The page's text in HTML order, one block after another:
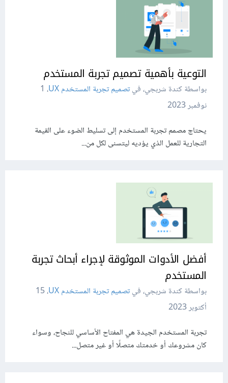
التوعية بأهمية تصميم تجربة المستخدم
بواسطة كندة شربجي، فيتصميم تجربة المستخدم UX ، 1
نوفمبر 2023
يحتاج مصمم تجربة المستخدم إلى تسليط الضوء على القيمة
التجارية للعمل الذي يؤديه ليتسنى لكل من...
أفضل الأدوات الموثوقة لإجراء أبحاث تجربة
المستخدم
بواسطة كندة شربجي، فيتصميم تجربة المستخدم UX ،15
أكتوبر 2023
تجربة المستخدم الجيدة هي المفتاح الأساسي للنجاح، وسواء
كان مشروعك أو خدمتك متصلًا أو غير متصل...